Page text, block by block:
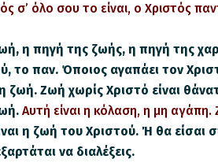
σ’ όλο σου το είναι, ο Χριστός
η πηγή της ζωής, η πηγή της
το παν. Όποιος αγαπάει τον
ζωή. Ζωή χωρίς Χριστό είναι
Αυτή είναι η κόλαση, η μη αγάπη.
η ζωή του Χριστού. Ή θα είσαι
να διαλέξεις.